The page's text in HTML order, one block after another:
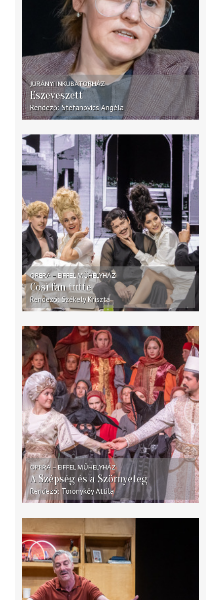
JURÁNYI INKUBÁTORHÁZ
Eszeveszett
Rendező Stefanovics Angéla
OPERA – EIFFEL MŰHELYHÁZ
Così fan tutte
Rendező Székely Kriszta
OPERA – EIFFEL MŰHELYHÁZ
A Szépség és a Szörnyeteg
Rendező Toronykőy Attila